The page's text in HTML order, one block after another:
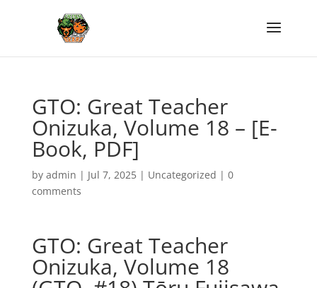
GTO: Great Teacher
Onizuka, Volume 18 – [E-
Book, PDF]
by admin | Jul 7, 2025| Uncategorized | 0
comments
GTO: Great Teacher
Onizuka, Volume 18